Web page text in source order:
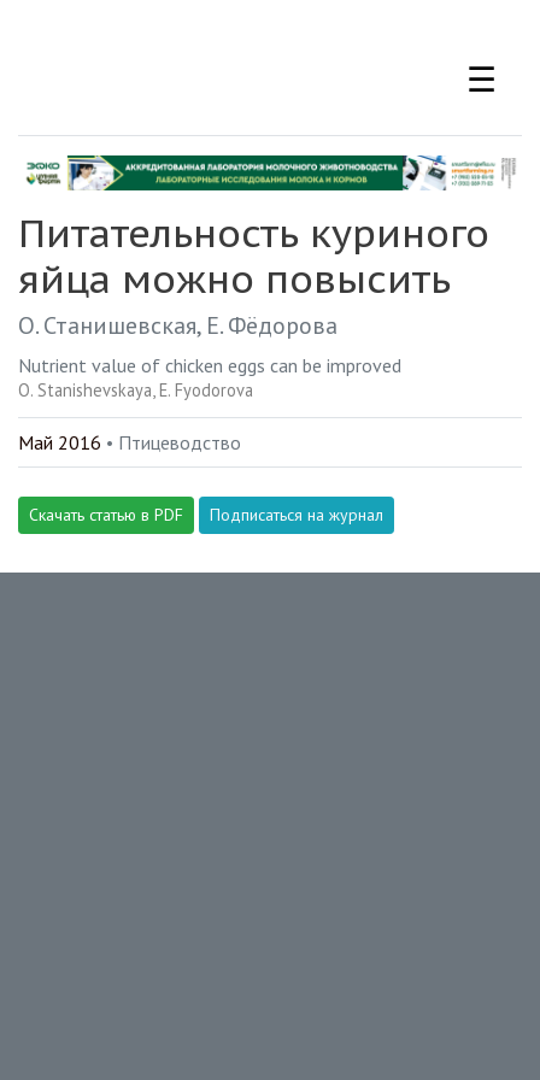
☰
Питательность куриного
яйца можно повысить
О. Станишевская Е. Фёдорова
Nutrient value of chicken eggs can be improved
O. Stanishevskaya E. Fyodorova
Май 2016 • Птицеводство
Скачать статью в PDF Подписаться на журнал